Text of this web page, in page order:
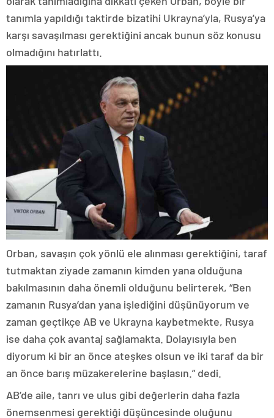
tanımla yapıldığı taktirde bizatihi Ukrayna’yla, Rusya’ya
karşı savaşılması gerektiğini ancak bunun söz konusu
olmadığını hatırlattı.
Orban, savaşın çok yönlü ele alınması gerektiğini, taraf
tutmaktan ziyade zamanın kimden yana olduğuna
bakılmasının daha önemli olduğunu belirterek, “Ben
zamanın Rusya’dan yana işlediğini düşünüyorum ve
zaman geçtikçe AB ve Ukrayna kaybetmekte, Rusya
ise daha çok avantaj sağlamakta. Dolayısıyla ben
diyorum ki bir an önce ateşkes olsun ve iki taraf da bir
an önce barış müzakerelerine başlasın.” dedi.
AB’de aile, tanrı ve ulus gibi değerlerin daha fazla
önemsenmesi gerektiği düşüncesinde oluğunu